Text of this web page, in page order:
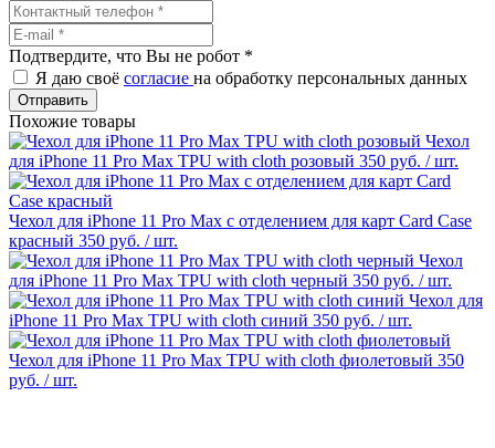
Подтвердите, что Вы не робот *
Я даю своё согласие на обработку персональных данных
Отправить
Похожие товары
Чехол
для iPhone 11 Pro Max TPU with cloth розовый 350 руб. / шт.
Чехол для iPhone 11 Pro Max с отделением для карт Card Case
красный 350 руб. / шт.
Чехол
для iPhone 11 Pro Max TPU with cloth черный 350 руб. / шт.
Чехол для
iPhone 11 Pro Max TPU with cloth синий 350 руб. / шт.
Чехол для iPhone 11 Pro Max TPU with cloth фиолетовый 350
руб. / шт.